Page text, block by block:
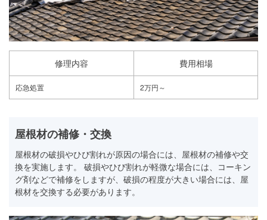
修理内容 費用相場
応急処置 2万円～
屋根材の補修・交換
屋根材の破損やひび割れが原因の場合には、屋根材の補修や交
換を実施します。 破損やひび割れが軽微な場合には、コーキン
グ剤などで補修をしますが、破損の程度が大きい場合には、屋
根材を交換する必要があります。